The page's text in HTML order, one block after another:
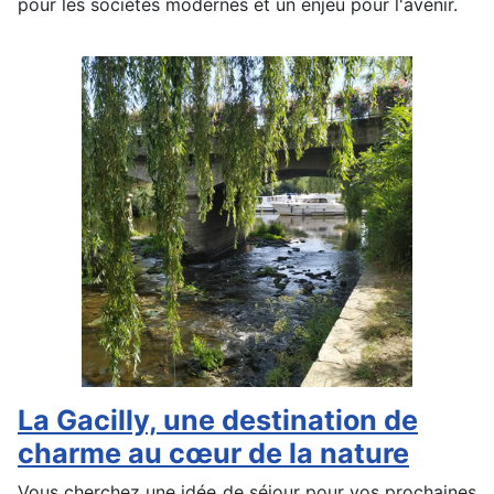
pour les sociétés modernes et un enjeu pour l'avenir.
La Gacilly, une destination de
charme au cœur de la nature